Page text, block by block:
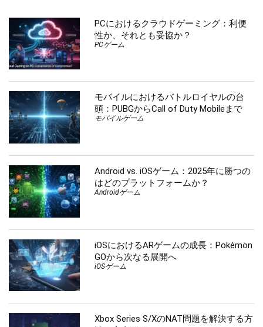
PCにおけるクラウドゲーミング：利便
性か、それとも妥協か？
PCゲーム
モバイルにおけるバトルロイヤルの台
頭：PUBGからCall of Duty Mobileまで
モバイルゲーム
Android vs. iOSゲーム：2025年に勝つの
はどのプラットフォームか？
Androidゲーム
iOSにおけるARゲームの成長：Pokémon
GOから次なる展開へ
iOSゲーム
Xbox Series S/XのNAT問題を解決する方